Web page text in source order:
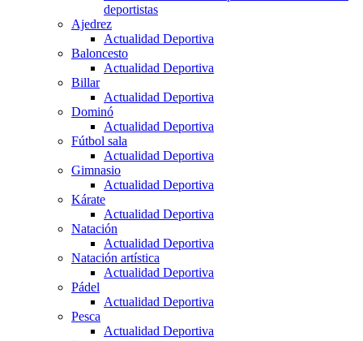
deportistas
Ajedrez
Actualidad Deportiva
Baloncesto
Actualidad Deportiva
Billar
Actualidad Deportiva
Dominó
Actualidad Deportiva
Fútbol sala
Actualidad Deportiva
Gimnasio
Actualidad Deportiva
Kárate
Actualidad Deportiva
Natación
Actualidad Deportiva
Natación artística
Actualidad Deportiva
Pádel
Actualidad Deportiva
Pesca
Actualidad Deportiva